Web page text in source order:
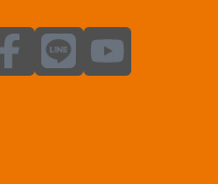
F
a
L
i
Y
o